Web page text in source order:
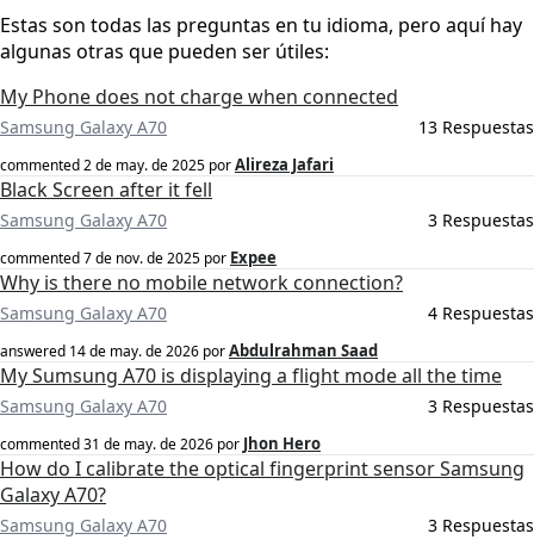
Estas son todas las preguntas en tu idioma, pero aquí hay
algunas otras que pueden ser útiles:
My Phone does not charge when connected
Samsung Galaxy A70 13 Respuestas
commented2 de may. de 2025 porAlireza Jafari
Black Screen after it fell
Samsung Galaxy A70 3 Respuestas
commented7 de nov. de 2025 por Expee
Why is there no mobile network connection?
Samsung Galaxy A70 4 Respuestas
answered 14 de may. de 2026 porAbdulrahman Saad
My Sumsung A70 is displaying a flight mode all the time
Samsung Galaxy A70 3 Respuestas
commented31 de may. de 2026 por Jhon Hero
How do I calibrate the optical fingerprint sensor Samsung
Galaxy A70?
Samsung Galaxy A70 3 Respuestas